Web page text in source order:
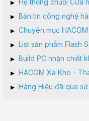
▸ Hệ thống chuỗi Cửa
▸ Bản tin công nghệ
▸ Chuyên mục
▸ List sản phẩm Flash
▸ Build PC nhận chiết
▸ HACOM Xả Kho -
▸ Hàng Hiệu đã qua